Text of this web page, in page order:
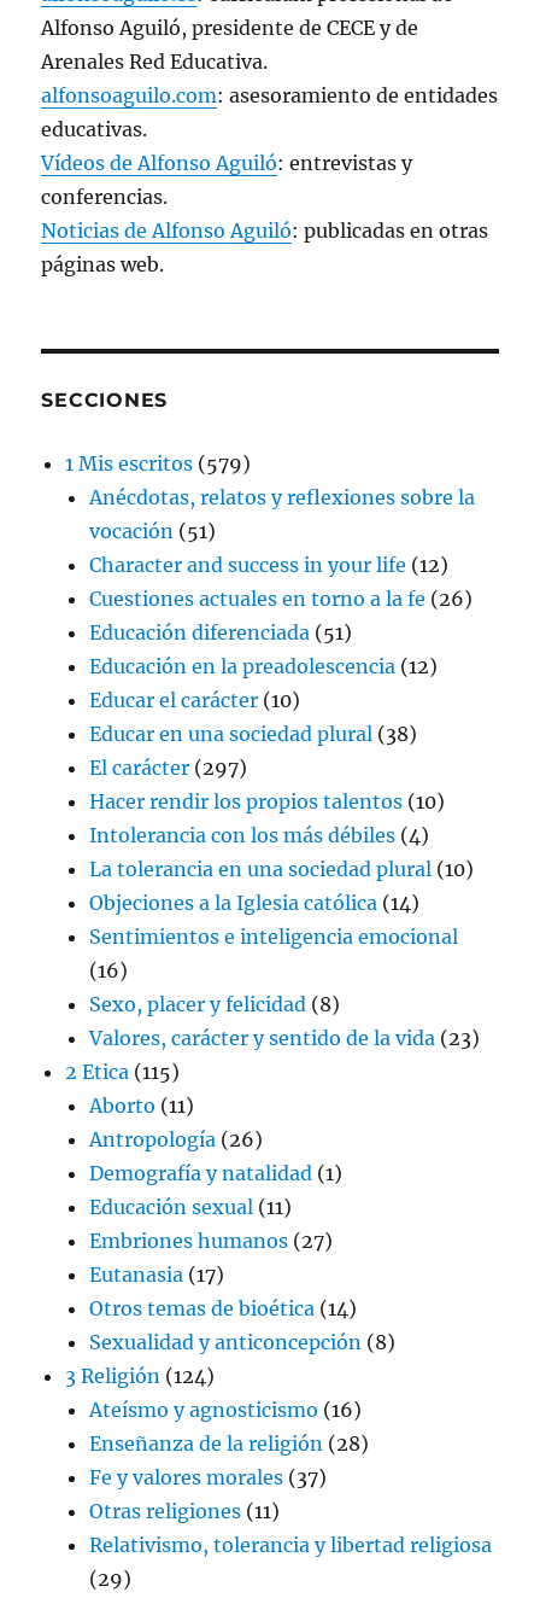
Alfonso Aguiló, presidente de CECE y de
Arenales Red Educativa.
alfonsoaguilo.com: asesoramiento de entidades
educativas.
Vídeos de Alfonso Aguiló: entrevistas y
conferencias.
Noticias de Alfonso Aguiló: publicadas en otras
páginas web.
SECCIONES
1 Mis escritos (579)
Anécdotas, relatos y reflexiones sobre la
vocación (51)
Character and success in your life (12)
Cuestiones actuales en torno a la fe (26)
Educación diferenciada (51)
Educación en la preadolescencia (12)
Educar el carácter (10)
Educar en una sociedad plural (38)
El carácter (297)
Hacer rendir los propios talentos (10)
Intolerancia con los más débiles (4)
La tolerancia en una sociedad plural (10)
Objeciones a la Iglesia católica (14)
Sentimientos e inteligencia emocional
(16)
Sexo, placer y felicidad (8)
Valores, carácter y sentido de la vida (23)
2 Etica (115)
Aborto (11)
Antropología (26)
Demografía y natalidad (1)
Educación sexual (11)
Embriones humanos (27)
Eutanasia (17)
Otros temas de bioética (14)
Sexualidad y anticoncepción (8)
3 Religión (124)
Ateísmo y agnosticismo (16)
Enseñanza de la religión (28)
Fe y valores morales (37)
Otras religiones (11)
Relativismo, tolerancia y libertad religiosa
(29)